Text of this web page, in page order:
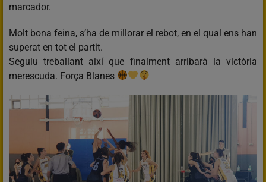
marcador.
Molt bona feina, s’ha de millorar el rebot, en el qual ens han
superat en tot el partit.
Seguiu treballant així que finalment arribarà la victòria
merescuda. Força Blanes